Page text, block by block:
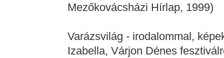
Mezőkovácsházi Hírlap, 1999)
Varázsvilág - irodalommal,
Izabella, Várjon Dénes